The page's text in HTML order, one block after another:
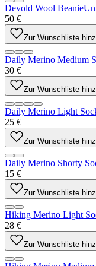
Devold Wool Beanie
50 €
Zur Wunschliste
Daily Merino Medium
30 €
Zur Wunschliste
Daily Merino Light
25 €
Zur Wunschliste
Daily Merino Shorty
15 €
Zur Wunschliste
Hiking Merino Light
28 €
Zur Wunschliste